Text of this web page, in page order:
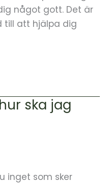
något gott. Det är
till att hjälpa dig
ska jag
inget som sker